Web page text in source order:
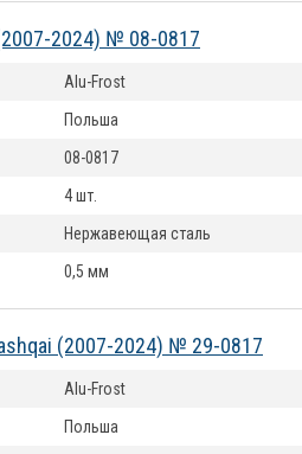
2024) № 08-0817
Alu-Frost
Польша
08-0817
4 шт.
Нержавеющая сталь
0,5 мм
(2007-2024) № 29-0817
Alu-Frost
Польша